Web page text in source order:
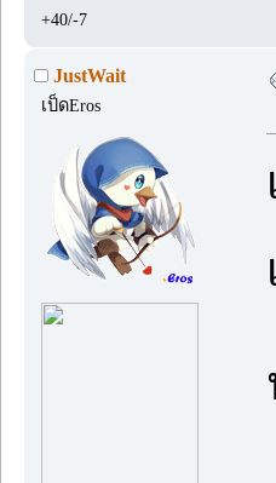
+40/-7
JustWait
เป็ดEros